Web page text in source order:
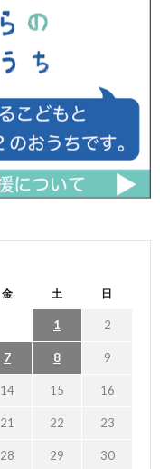
金 土 日
1 2
7 8 9
14 15 16
21 22 23
28 29 30